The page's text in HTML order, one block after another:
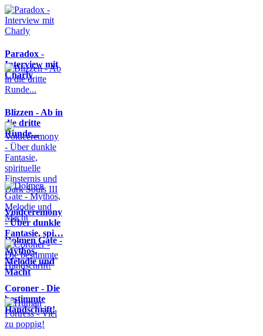
Paradox -
Interview mit
Charly
Blizzen - Ab in
die dritte
Runde...
Voidceremony
- Über dunkle
Fantasie, spi…
Dolmen Gate -
Mythos,
Melodie und
Macht
Coroner - Die
bestimmte
Handschrift!